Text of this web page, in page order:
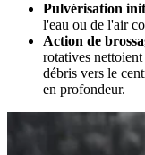
Pulvérisation
l'eau ou de l'air
Action de
rotatives
débris vers le
en profondeur.